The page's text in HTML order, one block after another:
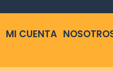
MI CUENTA